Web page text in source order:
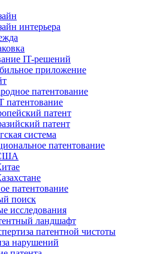
интерьера
IT-решений
приложение
патентование
патентование
патент
патент
система
патентование
патентование
поиск
исследования
ландшафт
патентной чистоты
нарушений